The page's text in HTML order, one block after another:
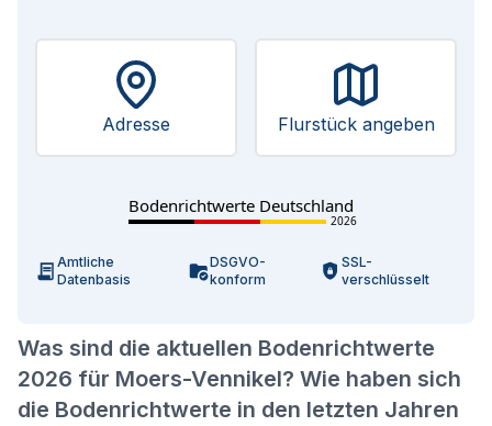
Was sind die aktuellen Bodenrichtwerte
2026 für Moers-Vennikel? Wie haben sich
die Bodenrichtwerte in den letzten Jahren
Adresse Flurstück angeben
Bodenrichtwerte Deutschland
2026
Amtliche
Datenbasis
DSGVO-
konform
SSL-
verschlüsselt